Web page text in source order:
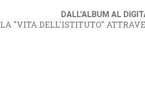
DALL'ALBUM AL
LA "VITA DELL'ISTITUTO"